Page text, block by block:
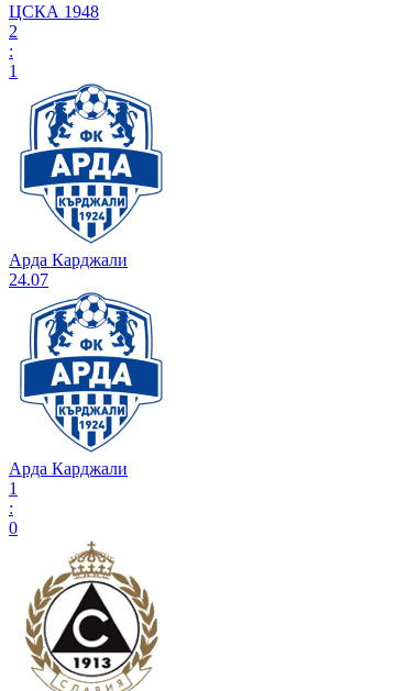
ЦСКА 1948
2
:
1
Арда Карджали
24.07
Арда Карджали
1
:
0